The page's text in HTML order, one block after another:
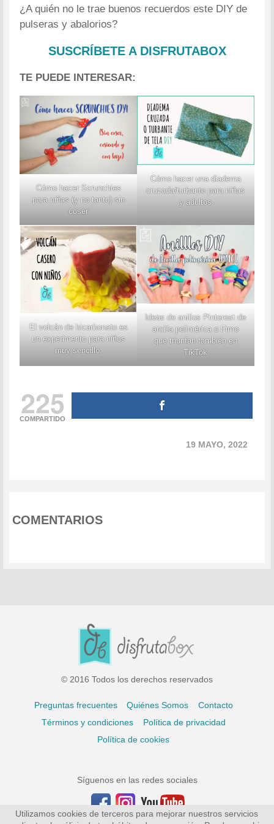
¿A quién no le trae buenos recuerdos este DIY de
pulseras y abalorios?
SUSCRÍBETE A DISFRUTABOX
TE PUEDE INTERESAR:
Cómo hacer Scrunchies
para niñas (y no tanto) sin
coser
Cómo hacer una diadema
cruzada/turbante para niñas
y adultos
El volcán de bicarbonato es
un experimento para niños
muy sencillo.
Ideas de anillos Pinterest de
arcilla polimérica o Fimo
que triunfan también en
TikTok
225
COMPARTIDO
19 MAYO, 2022
COMENTARIOS
© 2016 Todos los derechos reservados
Preguntas frecuentes Quiénes Somos
Contacto
Términos y condiciones
Política de privacidad
Política de cookies
Síguenos en las redes sociales
Utilizamos cookies de terceros para mejorar nuestros servicios